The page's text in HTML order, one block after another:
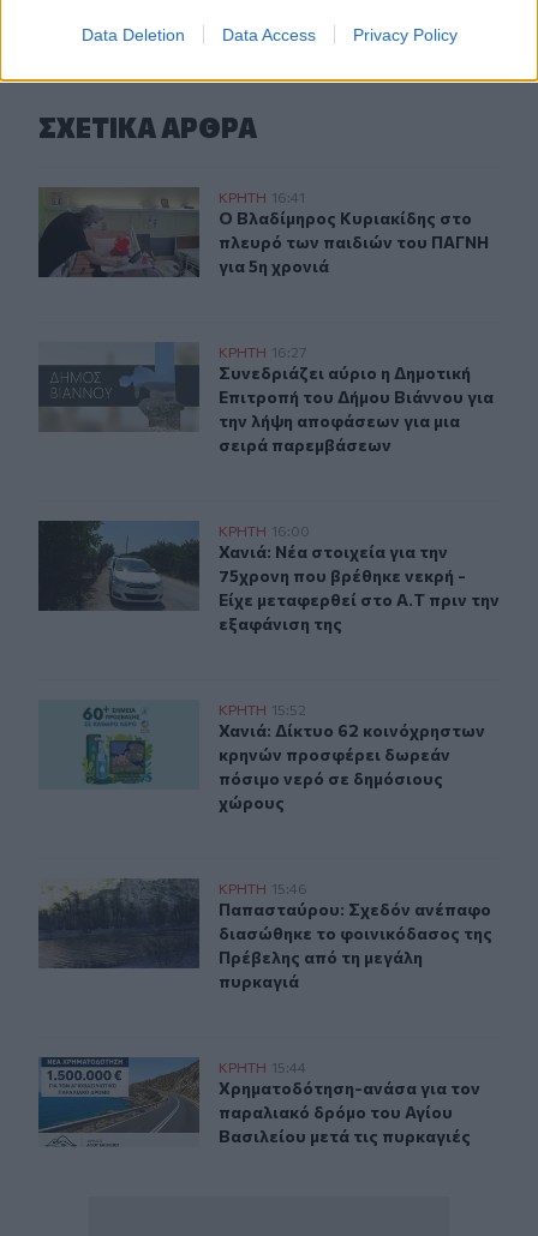
Data Deletion Data Access Privacy Policy
ΣΧΕΤΙΚA AΡΘΡΑ
Ο Βλαδίμηρος Κυριακίδης στο πλευρό των παιδιών
ΚΡΗΤΗ 16:41
Ο Βλαδίμηρος Κυριακίδης στο
Ο Βλαδίμηρος Κυριακίδης στο
πλευρό των παιδιών του ΠΑΓΝΗ
για 5η χρονιά
Συνεδριάζει αύριο η Δημοτική Επιτροπή του Δήμου
ΚΡΗΤΗ 16:27
Συνεδριάζει αύριο η Δημοτική
Συνεδριάζει αύριο η Δημοτική
Επιτροπή του Δήμου Βιάννου για
την λήψη αποφάσεων για μια
σειρά παρεμβάσεων
Χανιά: Νέα στοιχεία για την 75χρονη που βρέθηκε
ΚΡΗΤΗ 16:00
Χανιά: Νέα στοιχεία για την
Χανιά: Νέα στοιχεία για την
75χρονη που βρέθηκε νεκρή -
Είχε μεταφερθεί στο Α.Τ πριν την
εξαφάνιση της
Χανιά: Δίκτυο 62 κοινόχρηστων κρηνών προσφέρει
ΚΡΗΤΗ 15:52
Χανιά: Δίκτυο 62 κοινόχρηστων
Χανιά: Δίκτυο 62 κοινόχρηστων
κρηνών προσφέρει δωρεάν
πόσιμο νερό σε δημόσιους
χώρους
Παπασταύρου: Σχεδόν ανέπαφο διασώθηκε το
ΚΡΗΤΗ 15:46
Παπασταύρου: Σχεδόν ανέπαφο
Παπασταύρου: Σχεδόν ανέπαφο
διασώθηκε το φοινικόδασος της
Πρέβελης από τη μεγάλη
πυρκαγιά
Χρηματοδότηση-ανάσα για τον παραλιακό δρόμο του
ΚΡΗΤΗ 15:44
Χρηματοδότηση-ανάσα για τον
Χρηματοδότηση-ανάσα για τον
παραλιακό δρόμο του Αγίου
Βασιλείου μετά τις πυρκαγιές